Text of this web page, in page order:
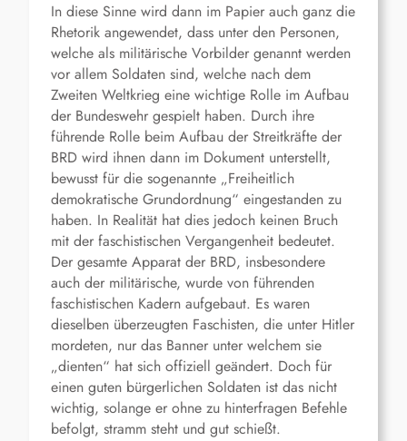
In diese Sinne wird dann im Papier auch ganz die
Rhetorik angewendet, dass unter den Personen,
welche als militärische Vorbilder genannt werden
vor allem Soldaten sind, welche nach dem
Zweiten Weltkrieg eine wichtige Rolle im Aufbau
der Bundeswehr gespielt haben. Durch ihre
führende Rolle beim Aufbau der Streitkräfte der
BRD wird ihnen dann im Dokument unterstellt,
bewusst für die sogenannte „Freiheitlich
demokratische Grundordnung“ eingestanden zu
haben. In Realität hat dies jedoch keinen Bruch
mit der faschistischen Vergangenheit bedeutet.
Der gesamte Apparat der BRD, insbesondere
auch der militärische, wurde von führenden
faschistischen Kadern aufgebaut. Es waren
dieselben überzeugten Faschisten, die unter Hitler
mordeten, nur das Banner unter welchem sie
„dienten“ hat sich offiziell geändert. Doch für
einen guten bürgerlichen Soldaten ist das nicht
wichtig, solange er ohne zu hinterfragen Befehle
befolgt, stramm steht und gut schießt.